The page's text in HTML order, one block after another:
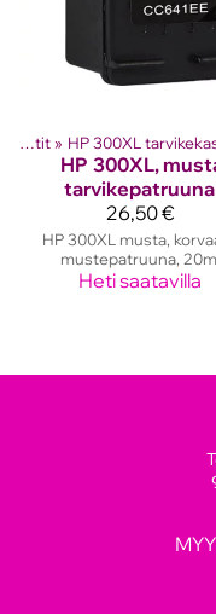
HP mustekasetit ‪» HP 300XL
HP 300XL,
tarvikepatruuna
26,50 €
HP 300XL musta,
mustepatruuna,
Heti saatavilla
kasetit‪»